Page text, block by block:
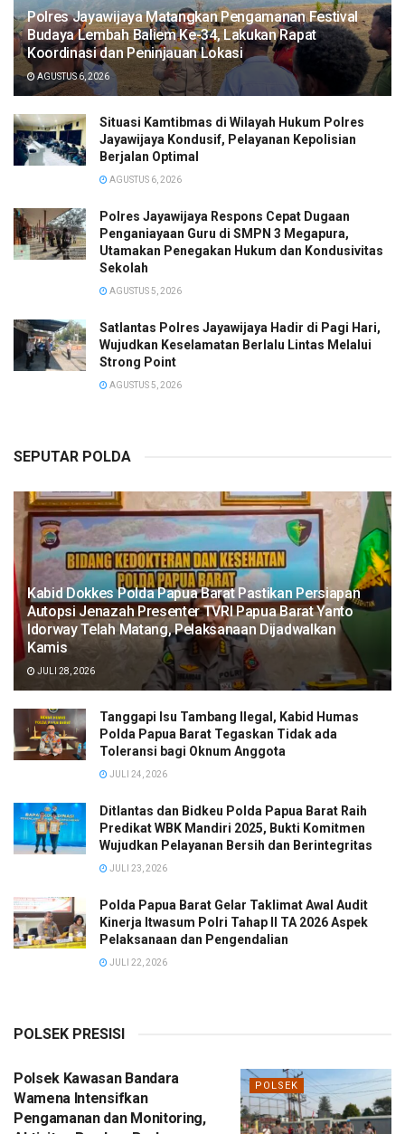
Polres Jayawijaya Matangkan Pengamanan Festival
Budaya Lembah Baliem Ke-34, Lakukan Rapat
Koordinasi dan Peninjauan Lokasi
AGUSTUS 6, 2026
Situasi Kamtibmas di Wilayah Hukum Polres
Jayawijaya Kondusif, Pelayanan Kepolisian
Berjalan Optimal
AGUSTUS 6, 2026
Polres Jayawijaya Respons Cepat Dugaan
Penganiayaan Guru di SMPN 3 Megapura,
Utamakan Penegakan Hukum dan Kondusivitas
Sekolah
AGUSTUS 5, 2026
Satlantas Polres Jayawijaya Hadir di Pagi Hari,
Wujudkan Keselamatan Berlalu Lintas Melalui
Strong Point
AGUSTUS 5, 2026
SEPUTAR POLDA
Kabid Dokkes Polda Papua Barat Pastikan Persiapan
Autopsi Jenazah Presenter TVRI Papua Barat Yanto
Idorway Telah Matang, Pelaksanaan Dijadwalkan
Kamis
JULI 28, 2026
Tanggapi Isu Tambang Ilegal, Kabid Humas
Polda Papua Barat Tegaskan Tidak ada
Toleransi bagi Oknum Anggota
JULI 24, 2026
Ditlantas dan Bidkeu Polda Papua Barat Raih
Predikat WBK Mandiri 2025, Bukti Komitmen
Wujudkan Pelayanan Bersih dan Berintegritas
JULI 23, 2026
Polda Papua Barat Gelar Taklimat Awal Audit
Kinerja Itwasum Polri Tahap II TA 2026 Aspek
Pelaksanaan dan Pengendalian
JULI 22, 2026
POLSEK PRESISI
POLSEK
Polsek Kawasan Bandara
Wamena Intensifkan
Pengamanan dan Monitoring,